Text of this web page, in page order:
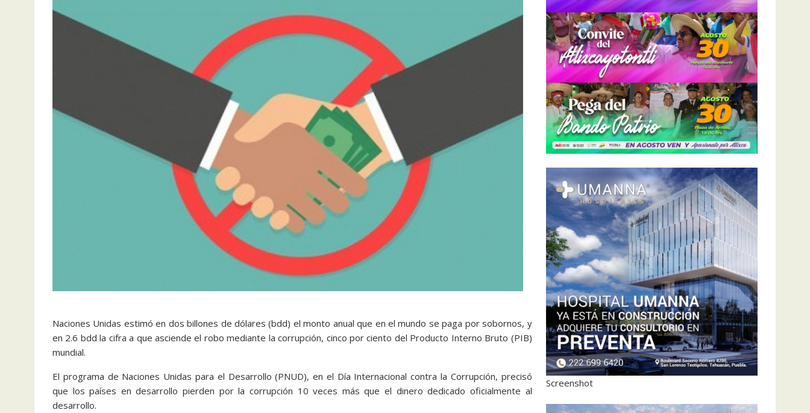
Naciones Unidas estimó en dos billones de dólares (bdd) el monto anual que en el mundo se paga por sobornos, y
en 2.6 bdd la cifra a que asciende el robo mediante la corrupción, cinco por ciento del Producto Interno Bruto (PIB)
mundial.
El programa de Naciones Unidas para el Desarrollo (PNUD), en el Día Internacional contra la Corrupción, precisó
que los países en desarrollo pierden por la corrupción 10 veces más que el dinero dedicado oficialmente al
desarrollo.
Screenshot